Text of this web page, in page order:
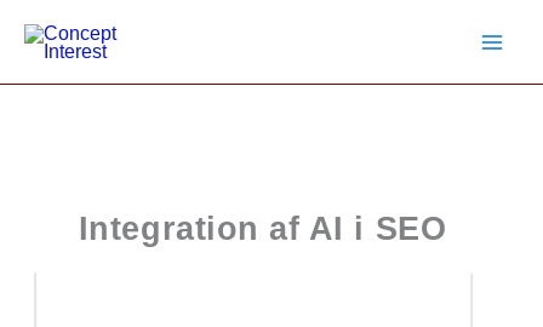
indholdet
Integration af AI i SEO